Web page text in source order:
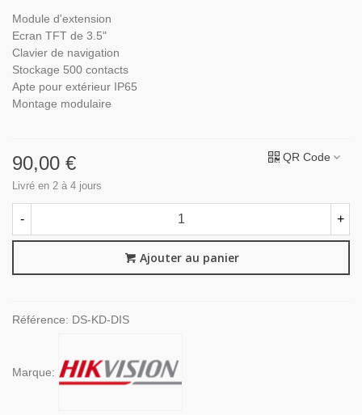
Module d'extension
Ecran TFT de 3.5"
Clavier de navigation
Stockage 500 contacts
Apte pour extérieur IP65
Montage modulaire
90,00 €
Livré en 2 à 4 jours
QR Code
- +
Ajouter au panier
Référence: DS-KD-DIS
Marque: